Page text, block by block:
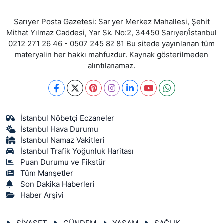
Sarıyer Posta Gazetesi: Sarıyer Merkez Mahallesi, Şehit
Mithat Yılmaz Caddesi, Yar Sk. No:2, 34450 Sarıyer/İstanbul
0212 271 26 46 - 0507 245 82 81 Bu sitede yayınlanan tüm
materyalin her hakkı mahfuzdur. Kaynak gösterilmeden
alıntılanamaz.
İstanbul Nöbetçi Eczaneler
İstanbul Hava Durumu
İstanbul Namaz Vakitleri
İstanbul Trafik Yoğunluk Haritası
Puan Durumu ve Fikstür
Tüm Manşetler
Son Dakika Haberleri
Haber Arşivi